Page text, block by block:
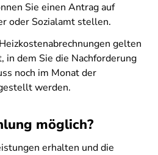
Sie einen Antrag auf
oder Sozialamt stellen.
gelten
in dem Sie die Nachforderung
noch im Monat der
werden.
möglich?
erhalten und die